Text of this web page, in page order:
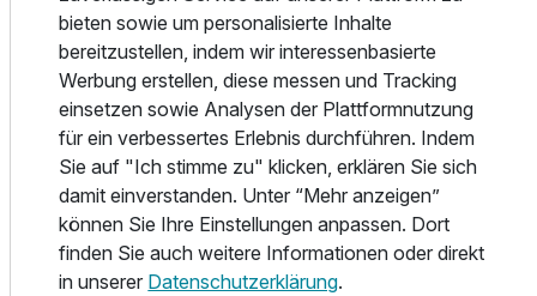
Die Besucher können sich in dem modern eingerichteten
Wellness Zentrum und Saunadorf verwöhnen lassen oder
die Zeit in Innen- und Außenpools genießen. Es werden
verschiedene Wellnessleistungen, wie Gesichts- und
Körperpflege und Massagen angeboten, welche Sie gegen
Aufpreis vor Ort hinzubuchen können. Fachlich
kompetente Ärzte und Therapeuten sind vor Ort, um
Gesundheits- und Vorsorgeprogramme zu besprechen.
Kostenlose Parkplätze stehen im Freien zur Verfügung. Die
bieten sowie um personalisierte Inhalte
bereitzustellen, indem wir interessenbasierte
Werbung erstellen, diese messen und Tracking
einsetzen sowie Analysen der Plattformnutzung
für ein verbessertes Erlebnis durchführen. Indem
Sie auf "Ich stimme zu" klicken, erklären Sie sich
damit einverstanden. Unter “Mehr anzeigen”
können Sie Ihre Einstellungen anpassen. Dort
finden Sie auch weitere Informationen oder direkt
in unserer Datenschutzerklärung.